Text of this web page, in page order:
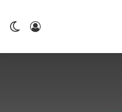
تسجيل